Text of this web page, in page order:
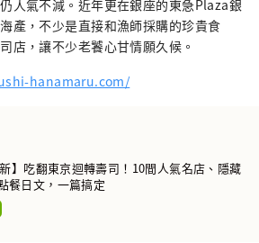
人氣不減。近年更在銀座的東急Plaza銀
產，不少是直接和漁師採購的珍貴食
店，讓不少老饕心甘情願久候。
hanamaru.com/
新】吃翻東京迴轉壽司！10間人氣名店、隱藏
餐日文，一篇搞定